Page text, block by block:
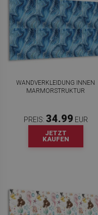
WANDVERKLEIDUNG INNEN
MARMORSTRUKTUR
PREIS: 34.99 EUR
JETZT
KAUFEN